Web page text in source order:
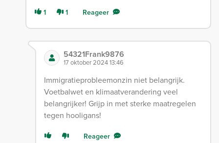
1 1 Reageer
54321Frank9876
17 oktober 2024 13:46
Immigratieprobleemonzin niet belangrijk.
Voetbalwet en klimaatverandering veel
belangrijker! Grijp in met sterke maatregelen
tegen hooligans!
Reageer